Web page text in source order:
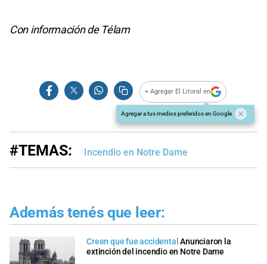
Con información de Télam
+ Agregar El Litoral en
Agregar a tus medios preferidos en Google
#TEMAS: Incendio en Notre Dame
Además tenés que leer:
Creen que fue accidentalAnunciaron la
extinción del incendio en Notre Dame